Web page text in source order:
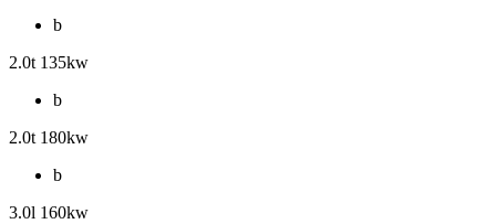
b
2.0t 135kw
b
2.0t 180kw
b
3.0l 160kw